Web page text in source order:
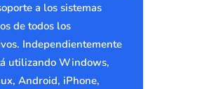
a los sistemas
de todos los
Independientemente
utilizando Windows,
Android, iPhone,